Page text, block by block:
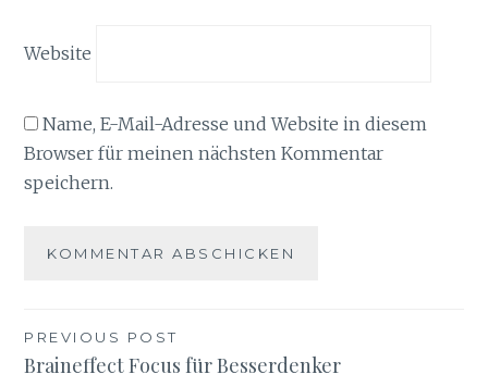
Website
Name, E-Mail-Adresse und Website in diesem
Browser für meinen nächsten Kommentar
speichern.
Beitragsnavigation
PREVIOUS POST
Braineffect Focus für Besserdenker